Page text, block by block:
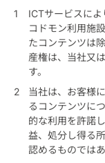
ICTサービスによ
コドモン利用施
たコンテンツは
産権は、当社又
す。
当社は、お客様
るコンテンツに
的な利用を許諾
益、処分し得る
認めるものでは